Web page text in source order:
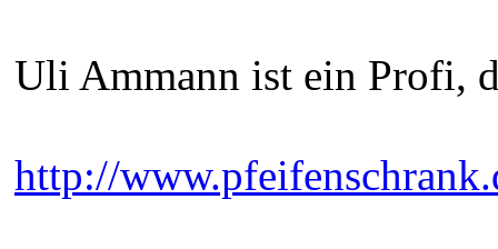
Uli Ammann ist ein Profi,
http://